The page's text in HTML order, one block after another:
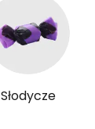
Słodycze